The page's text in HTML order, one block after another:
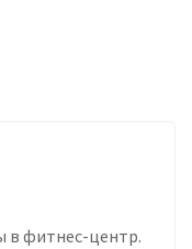
в фитнес-центр.